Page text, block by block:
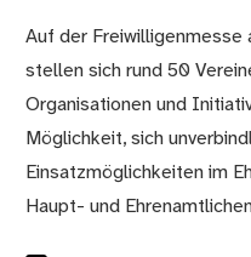
Auf der
stellen sich rund 50
Organisationen und
Möglichkeit, sich
Einsatzmöglichkeiten im
Haupt- und